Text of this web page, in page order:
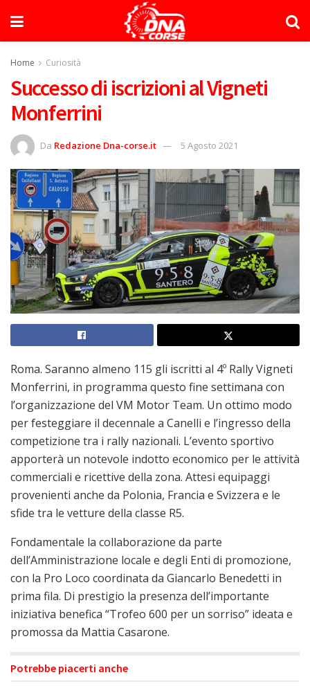
Home Curiosità
Successo di iscrizioni al Vigneti
Monferrini
Da Redazione Dna-corse.it 5 Agosto 2021
Roma. Saranno almeno 115 gli iscritti al 4º Rally Vigneti
Monferrini, in programma questo fine settimana con
l’organizzazione del VM Motor Team. Un ottimo modo
per festeggiare il decennale a Canelli e l’ingresso della
competizione tra i rally nazionali. L’evento sportivo
apporterà un notevole indotto economico per le attività
commerciali e ricettive della zona. Attesi equipaggi
provenienti anche da Polonia, Francia e Svizzera e le
sfide tra le vetture della classe R5.
Fondamentale la collaborazione da parte
dell’Amministrazione locale e degli Enti di promozione,
con la Pro Loco coordinata da Giancarlo Benedetti in
prima fila. Di prestigio la presenza dell’importante
iniziativa benefica “Trofeo 600 per un sorriso” ideata e
promossa da Mattia Casarone.
Potrebbe piacerti anche